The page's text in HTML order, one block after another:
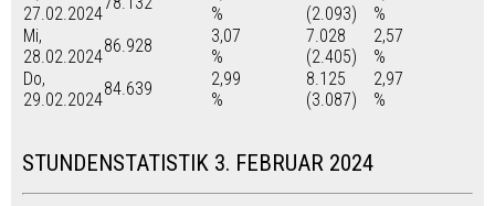
27.02.2024
%
(2.093)
%
Mi,
28.02.2024
86.928
3,07
%
7.028
(2.405)
2,57
%
Do,
29.02.2024
84.639
2,99
%
8.125
(3.087)
2,97
%
STUNDENSTATISTIK 3. FEBRUAR 2024